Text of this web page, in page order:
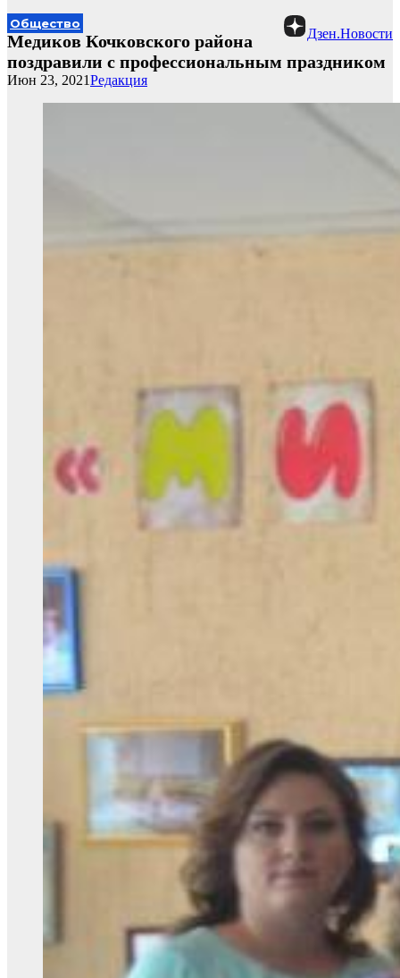
Дзен.Новости
Общество
Медиков Кочковского района
поздравили с профессиональным праздником
Редакция
Июн 23, 2021